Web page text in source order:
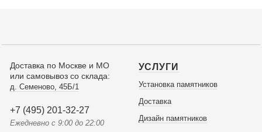
Доставка по Москве и МО
или самовывоз со склада:
д. Семеново, 45Б/1
+7 (495) 201-32-27
Ежедневно с 9:00 до 22:00
УСЛУГИ
Установка памятников
Доставка
Дизайн памятников